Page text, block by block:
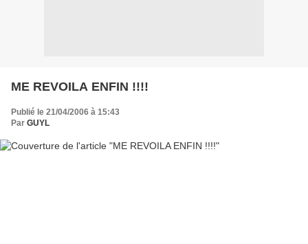
ME REVOILA ENFIN !!!!
Publié le 21/04/2006 à 15:43
Par GUYL